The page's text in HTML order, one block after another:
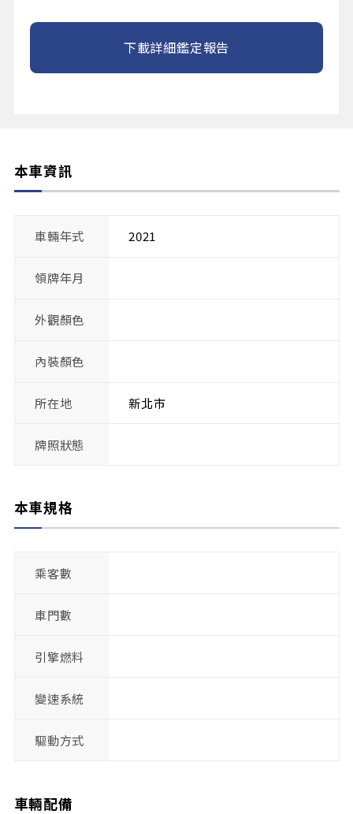
下載詳細鑑定報告
本車資訊
車輛年式 2021
領牌年月
外觀顏色
內裝顏色
所在地 新北市
牌照狀態
本車規格
乘客數
車門數
引擎燃料
變速系統
驅動方式
車輛配備